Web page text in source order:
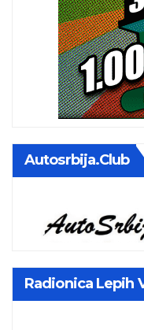
Autosrbija.club
Radionica Lepih